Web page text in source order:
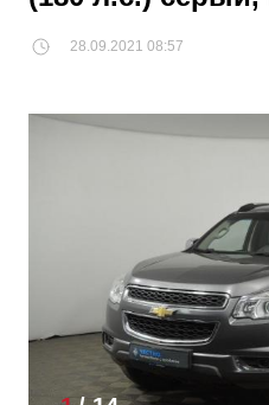
28.09.2021 08:57